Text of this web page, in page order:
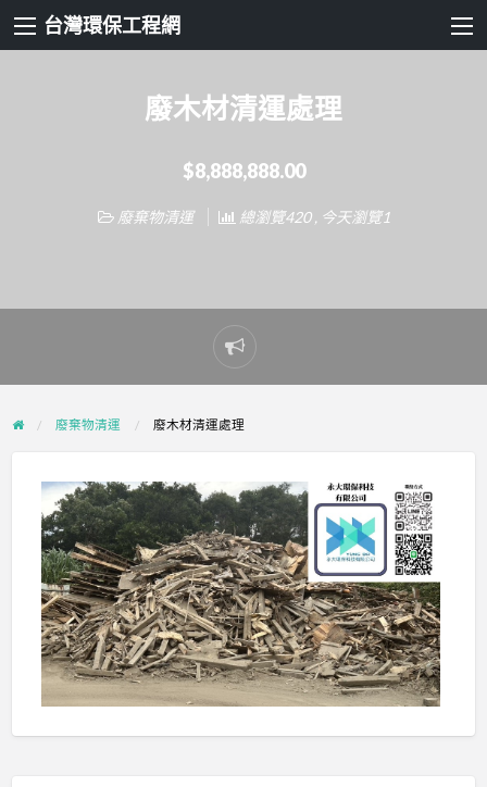
台灣環保工程網
廢木材清運處理
$8,888,888.00
廢棄物清運 總瀏覽420 , 今天瀏覽1
Report
problem
廢棄物清運 廢木材清運處理